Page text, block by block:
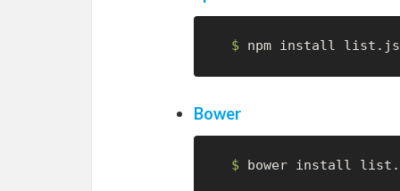
$
Bower
$